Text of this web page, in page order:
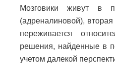
Мозговики живут в
(адреналиновой),
переживается
решения, найденные в
учетом далекой